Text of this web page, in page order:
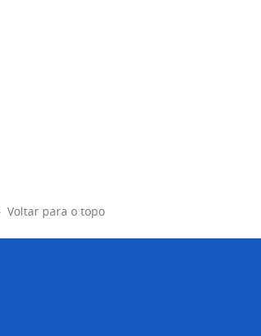
Voltar para o topo